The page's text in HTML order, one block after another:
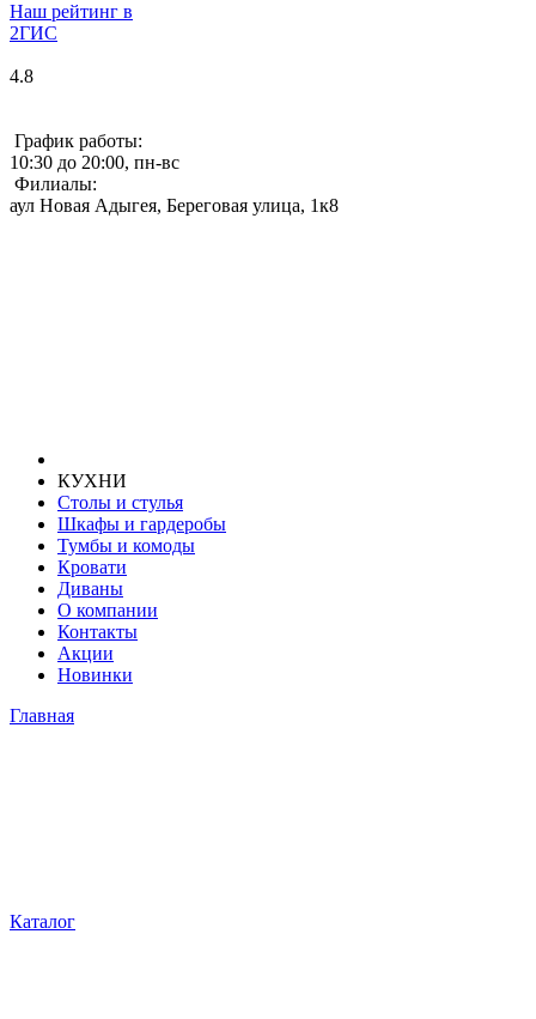
Наш рейтинг в
2ГИС
4.8
График работы:
10:30 до 20:00, пн-вс
Филиалы:
аул Новая Адыгея, Береговая улица, 1к8
КУХНИ
Столы и стулья
Шкафы и гардеробы
Тумбы и комоды
Кровати
Диваны
О компании
Контакты
Акции
Новинки
Главная
Каталог